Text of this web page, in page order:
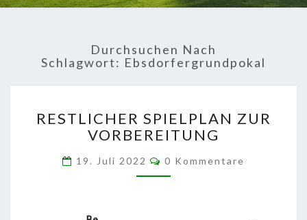
Durchsuchen Nach
Schlagwort: Ebsdorfergrundpokal
SPIELPLAN
ZUR
RESTLICHER SPIELPLAN ZUR
VORBEREITUNG
19. Juli 2022 Kommentare
0 Kommentare